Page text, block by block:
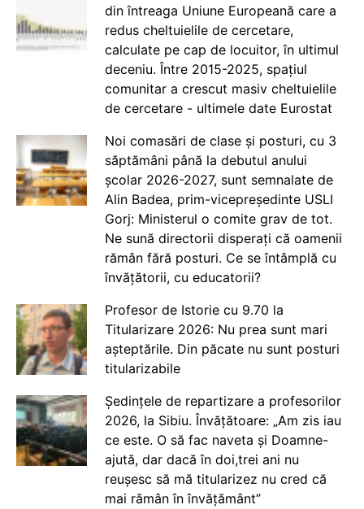
din întreaga Uniune Europeană care a
redus cheltuielile de cercetare,
calculate pe cap de locuitor, în ultimul
deceniu. Între 2015-2025, spațiul
comunitar a crescut masiv cheltuielile
de cercetare - ultimele date Eurostat
Noi comasări de clase și posturi, cu 3
săptămâni până la debutul anului
școlar 2026-2027, sunt semnalate de
Alin Badea, prim-vicepreședinte USLI
Gorj: Ministerul o comite grav de tot.
Ne sună directorii disperați că oamenii
rămân fără posturi. Ce se întâmplă cu
învățătorii, cu educatorii?
Profesor de Istorie cu 9.70 la
Titularizare 2026: Nu prea sunt mari
așteptările. Din păcate nu sunt posturi
titularizabile
Ședințele de repartizare a profesorilor
2026, la Sibiu. Învățătoare: „Am zis iau
ce este. O să fac naveta și Doamne-
ajută, dar dacă în doi,trei ani nu
reușesc să mă titularizez nu cred că
mai rămân în învățământ”